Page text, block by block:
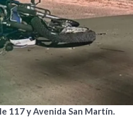
117 y Avenida San Martín.